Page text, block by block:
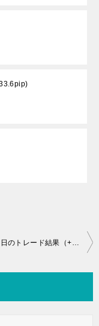
５月１２日のトレード結果（+79.1pip)